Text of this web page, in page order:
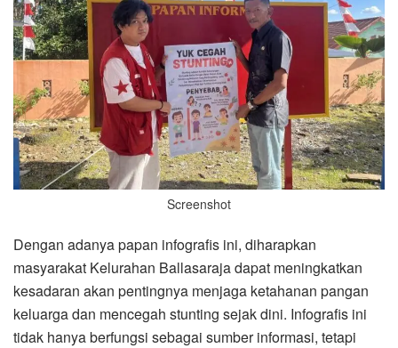
Screenshot
Dengan adanya papan infografis ini, diharapkan
masyarakat Kelurahan Ballasaraja dapat meningkatkan
kesadaran akan pentingnya menjaga ketahanan pangan
keluarga dan mencegah stunting sejak dini. Infografis ini
tidak hanya berfungsi sebagai sumber informasi, tetapi